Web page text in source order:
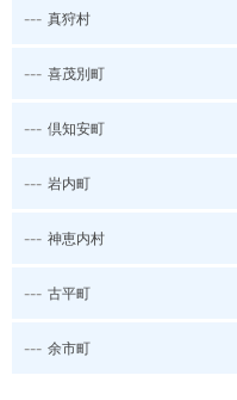
--- 真狩村
--- 喜茂別町
--- 倶知安町
--- 岩内町
--- 神恵内村
--- 古平町
--- 余市町